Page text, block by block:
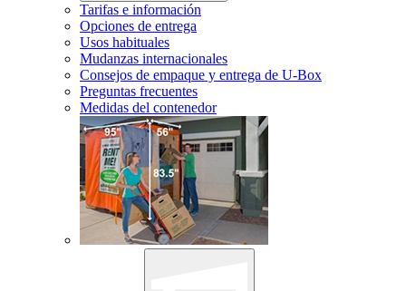
Tarifas e información
Opciones de entrega
Usos habituales
Mudanzas internacionales
Consejos de empaque y entrega de U-Box
Preguntas frecuentes
Medidas del contenedor